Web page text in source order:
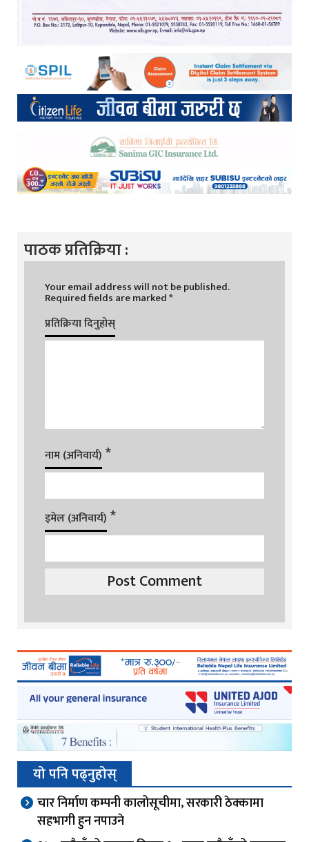
पाठक प्रतिक्रिया :
Your email address will not be published.
Required fields are marked*
प्रतिक्रिया दिनुहोस्
नाम (अनिवार्य) *
इमेल (अनिवार्य) *
यो पनि पढ्नुहोस्
चार निर्माण कम्पनी कालोसूचीमा, सरकारी ठेक्कामा
सहभागी हुन नपाउने